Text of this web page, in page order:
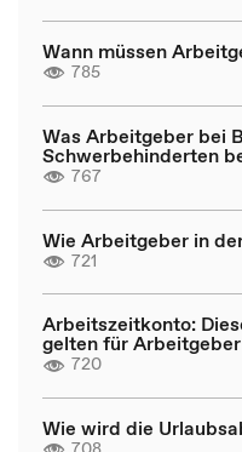
Wann müssen
785
Was Arbeitgeber bei
Schwerbehinderten
767
Wie Arbeitgeber in
721
Arbeitszeitkonto:
gelten für Arbeitgeber
720
Wie wird die